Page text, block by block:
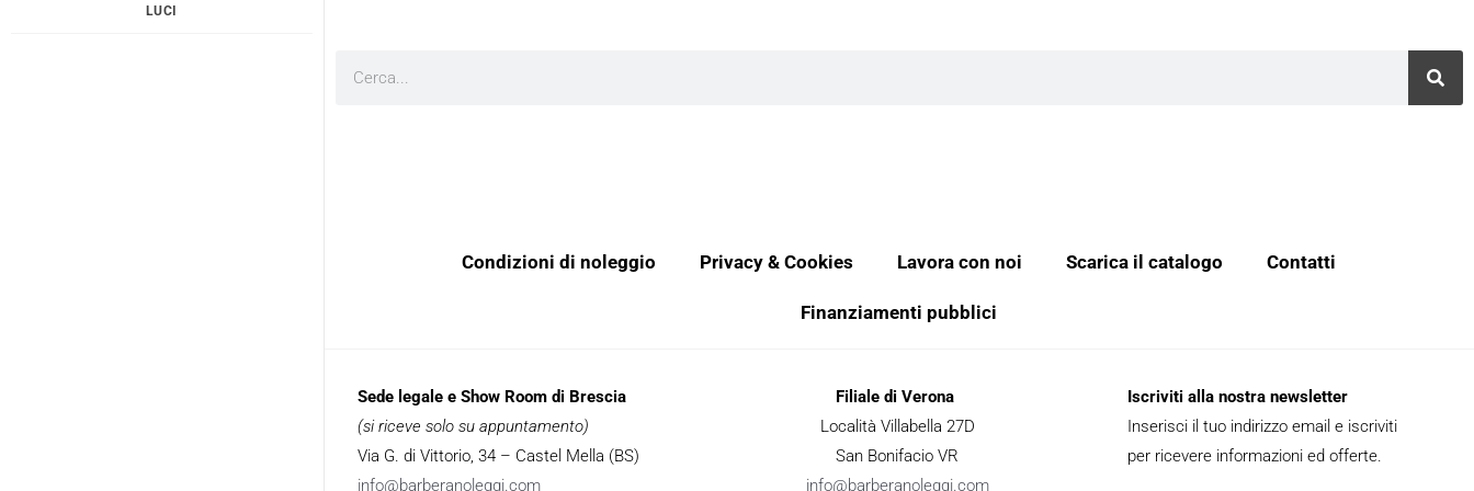
LUCI
Cerca
Condizioni di noleggio Privacy & Cookies Lavora con noi Scarica il catalogo Contatti
Finanziamenti pubblici
Sede legale e Show Room di Brescia
(si riceve solo su appuntamento)
Via G. di Vittorio, 34 – Castel Mella (BS)
info@barberanoleggi.com
Filiale di Verona
Località Villabella 27D
San Bonifacio VR
info@barberanoleggi.com
Iscriviti alla nostra newsletter
Inserisci il tuo indirizzo email e iscriviti
per ricevere informazioni ed offerte.